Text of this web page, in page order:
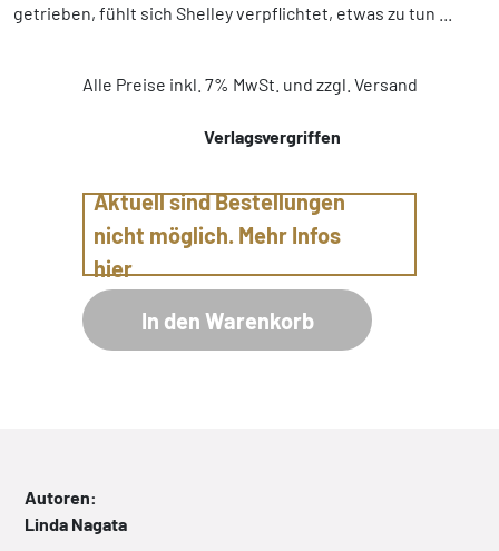
getrieben, fühlt sich Shelley verpflichtet, etwas zu tun ...
Alle Preise inkl. 7% MwSt. und zzgl. Versand
Verlagsvergriffen
Aktuell sind Bestellungen
nicht möglich. Mehr Infos
hier
In den Warenkorb
Autoren:
Linda Nagata